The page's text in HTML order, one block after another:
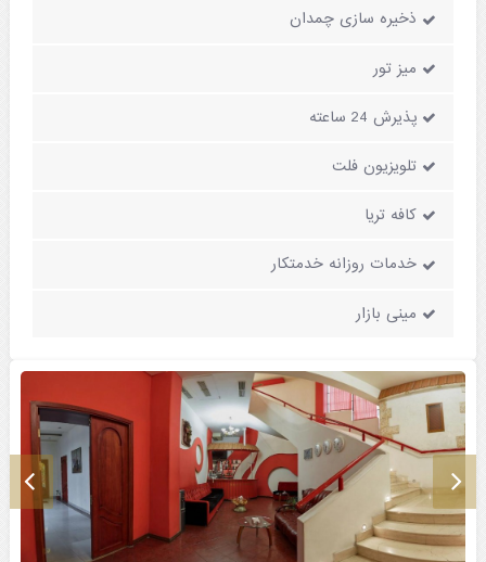
ذخیره سازی چمدان
میز تور
پذیرش 24 ساعته
تلویزیون فلت
کافه تریا
خدمات روزانه خدمتکار
مینی بازار